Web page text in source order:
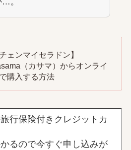
チェンマイセラドン】
（カサマ）からオンライ
購入する方法
行保険付きクレジットカ
るので今すぐ申し込みが